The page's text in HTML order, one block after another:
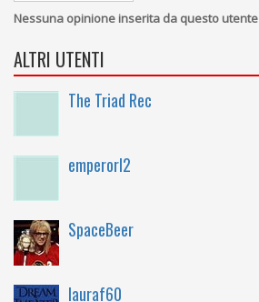
Nessuna opinione inserita da questo utente
ALTRI UTENTI
The Triad Rec
emperorl2
SpaceBeer
lauraf60